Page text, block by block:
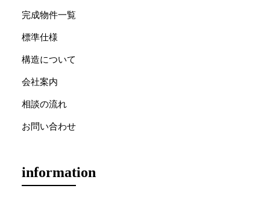
完成物件一覧
標準仕様
構造について
会社案内
相談の流れ
お問い合わせ
information